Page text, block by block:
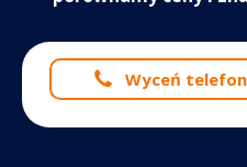
Wyceń